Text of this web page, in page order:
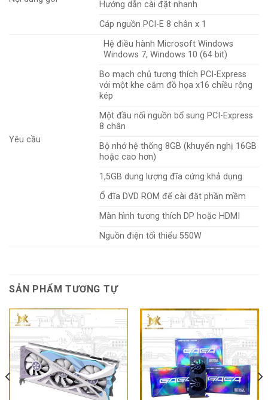
Hướng dẫn cài đặt nhanh
Cáp nguồn PCI-E 8 chân x 1
Yêu cầu
Hệ điều hành Microsoft Windows
Windows 7, Windows 10 (64 bit)
Bo mạch chủ tương thích PCI-Express
với một khe cắm đồ họa x16 chiều rộng
kép
Một đầu nối nguồn bổ sung PCI-Express
8 chân
Bộ nhớ hệ thống 8GB (khuyến nghị 16GB
hoặc cao hơn)
1,5GB dung lượng đĩa cứng khả dụng
Ổ đĩa DVD ROM để cài đặt phần mềm
Màn hình tương thích DP hoặc HDMI
Nguồn điện tối thiểu 550W
SẢN PHẨM TƯƠNG TỰ